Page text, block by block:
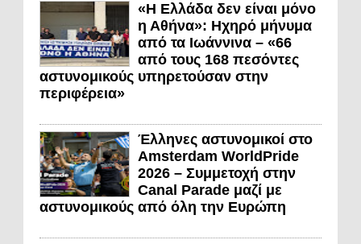
«Η Ελλάδα δεν είναι μόνο
η Αθήνα»: Ηχηρό μήνυμα
από τα Ιωάννινα – «66
από τους 168 πεσόντες
αστυνομικούς υπηρετούσαν στην
περιφέρεια»
Έλληνες αστυνομικοί στο
Amsterdam WorldPride
2026 – Συμμετοχή στην
Canal Parade μαζί με
αστυνομικούς από όλη την Ευρώπη